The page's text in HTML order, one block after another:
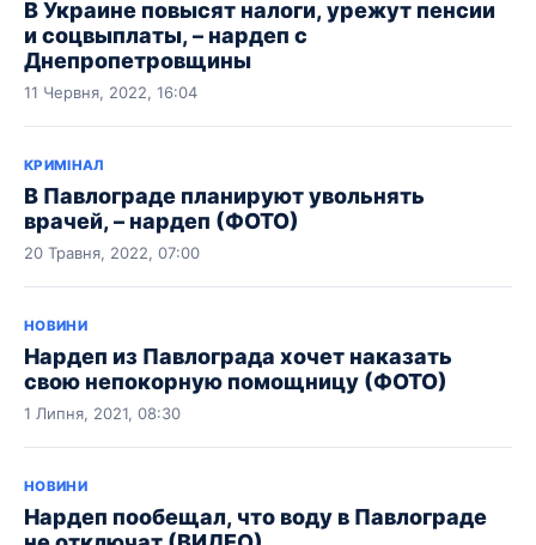
В Украине повысят налоги, урежут пенсии
и соцвыплаты, – нардеп с
Днепропетровщины
11 Червня, 2022, 16:04
КРИМІНАЛ
В Павлограде планируют увольнять
врачей, – нардеп (ФОТО)
20 Травня, 2022, 07:00
НОВИНИ
Нардеп из Павлограда хочет наказать
свою непокорную помощницу (ФОТО)
1 Липня, 2021, 08:30
НОВИНИ
Нардеп пообещал, что воду в Павлограде